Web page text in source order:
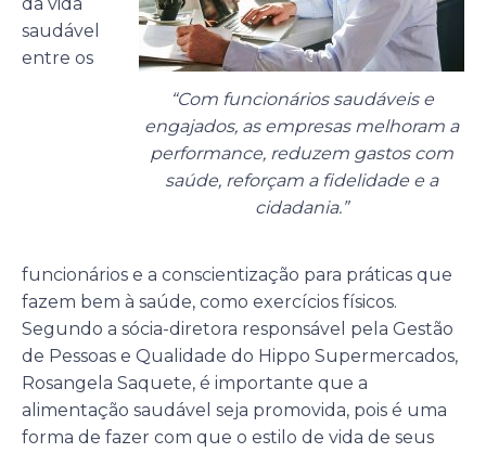
“Com funcionários saudáveis e
engajados, as empresas melhoram a
performance, reduzem gastos com
saúde, reforçam a fidelidade e a
cidadania.”
saudável
entre os
funcionários e a conscientização para práticas que
fazem bem à saúde, como exercícios físicos.
Segundo a sócia-diretora responsável pela Gestão
de Pessoas e Qualidade do Hippo Supermercados,
Rosangela Saquete, é importante que a
alimentação saudável seja promovida, pois é uma
forma de fazer com que o estilo de vida de seus